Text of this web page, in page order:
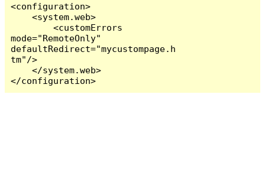
<configuration>
    <system.web>
        <customErrors
mode="RemoteOnly"
defaultRedirect="mycustompage.h
tm"/>
    </system.web>
</configuration>